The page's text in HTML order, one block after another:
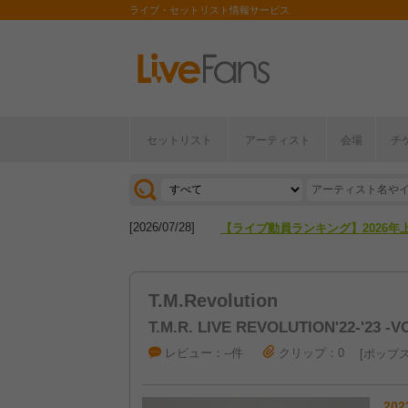
ライブ・セットリスト情報サービス
セットリスト アーティスト 会場 チ
[2026/04/27] 【フェス特集2026】フェス情報は
[2026/07/28] 【ライブ動員ランキング】2026年
T.M.Revolution
T.M.R. LIVE REVOLUTION'22-'23 -
レビュー：--件 クリップ：0 ポップ